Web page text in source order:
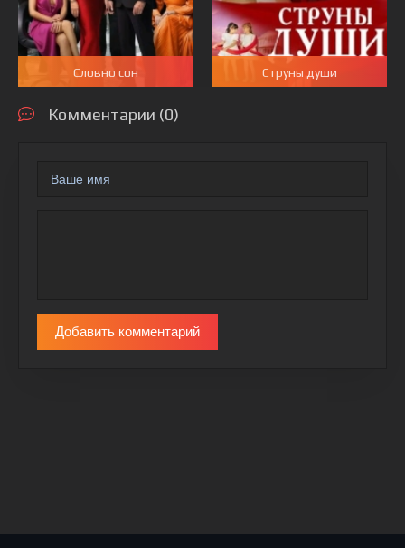
Словно сон Струны души
Комментарии (0)
Добавить комментарий